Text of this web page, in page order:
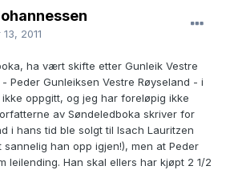
2011
ha vært skifte etter Gunleik Vestre
Peder Gunleiksen Vestre Røyseland - i
oppgitt, og jeg har foreløpig ikke
av Søndeledboka skriver for
i hans tid ble solgt til Isach Lauritzen
sannelig han opp igjen!), men at Peder
leilending. Han skal ellers har kjøpt 2 1/2